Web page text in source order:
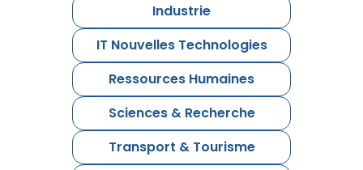
Industrie
IT Nouvelles Technologies
Ressources Humaines
Sciences & Recherche
Transport & Tourisme